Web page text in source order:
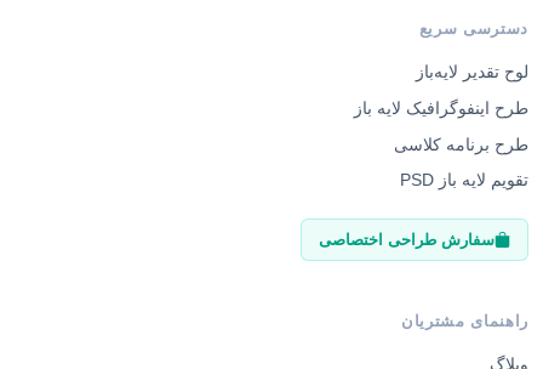
لوح تقدیر لایه‌باز
طرح اینفوگرافیک لایه باز
طرح برنامه کلاسی
تقویم لایه باز PSD
سفارش طراحی اختصاصی
وبلاگ
دانلودها